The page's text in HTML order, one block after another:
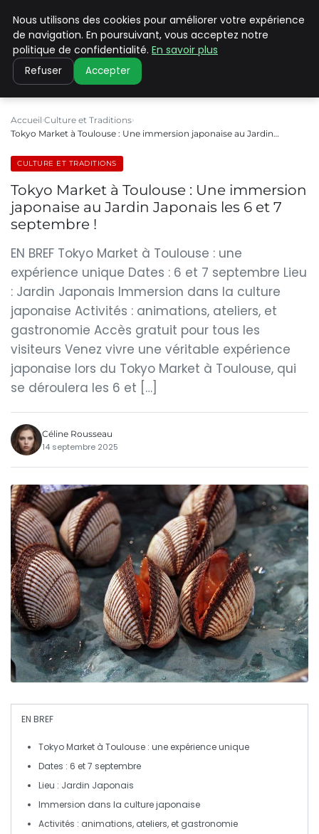
PILAT PATRIMOINES
Accueil Culture et Traditions
Tokyo Market à Toulouse : Une immersion japonaise au Jardin…
CULTURE ET TRADITIONS
Tokyo Market à Toulouse : Une immersion
japonaise au Jardin Japonais les 6 et 7
septembre !
EN BREF Tokyo Market à Toulouse : une
expérience unique Dates : 6 et 7 septembre Lieu
: Jardin Japonais Immersion dans la culture
japonaise Activités : animations, ateliers, et
gastronomie Accès gratuit pour tous les
visiteurs Venez vivre une véritable expérience
japonaise lors du Tokyo Market à Toulouse, qui
se déroulera les 6 et […]
Céline Rousseau
14 septembre 2025
EN BREF
Tokyo Market à Toulouse : une expérience unique
Dates : 6 et 7 septembre
Lieu : Jardin Japonais
Immersion dans la culturejaponaise
Activités : animations, ateliers, et gastronomie
Nous utilisons des cookies pour améliorer votre expérience
de navigation. En poursuivant, vous acceptez notre
politique de confidentialité. En savoir plus
Refuser Accepter